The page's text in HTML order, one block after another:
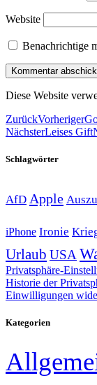
Website
Benachrichtige
Diese Website
ZurückVorheriger
NächsterLeises Gift
Schlagwörter
AfD Apple
iPhone Ironie
Urlaub USA
Privatsphäre-
Historie der
Einwilligungen
Kategorien